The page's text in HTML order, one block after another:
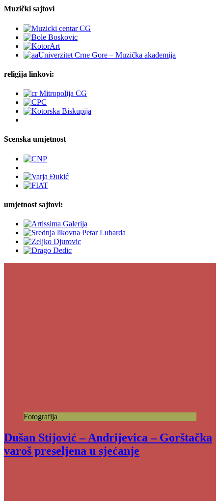
Muzički sajtovi
religija linkovi:
Scenska umjetnost
umjetnost sajtovi:
Fotografija
Dušan Stijović – Andrijevica – Gorštačka
varoš preseljena u sjećanje